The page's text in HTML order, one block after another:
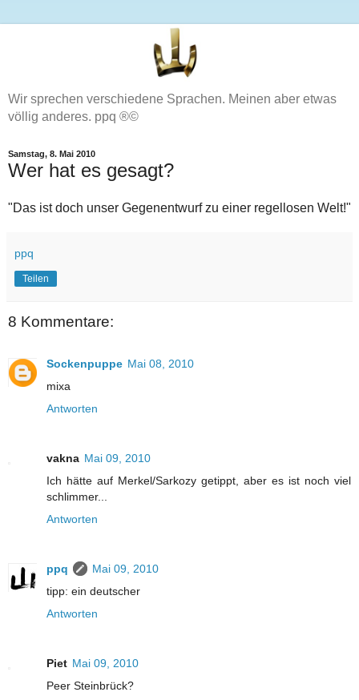
Wir sprechen verschiedene Sprachen. Meinen aber etwas
völlig anderes. ppq ®©
Samstag, 8. Mai 2010
Wer hat es gesagt?
"Das ist doch unser Gegenentwurf zu einer regellosen Welt!"
ppq
Teilen
8 Kommentare:
Sockenpuppe Mai 08, 2010
mixa
Antworten
vakna Mai 09, 2010
Ich hätte auf Merkel/Sarkozy getippt, aber es ist noch viel
schlimmer...
Antworten
ppq
Mai 09, 2010
tipp: ein deutscher
Antworten
Piet Mai 09, 2010
Peer Steinbrück?